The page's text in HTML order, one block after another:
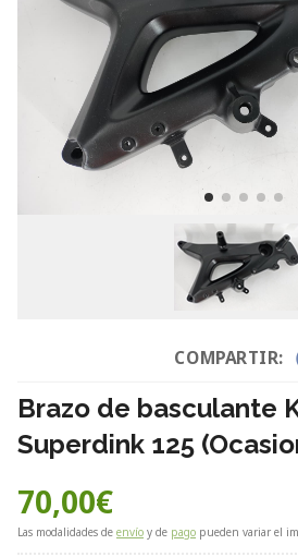
COMPARTIR:
Brazo de basculante
Superdink 125
70,00€
Las modalidades de envío y de pago pueden variar el